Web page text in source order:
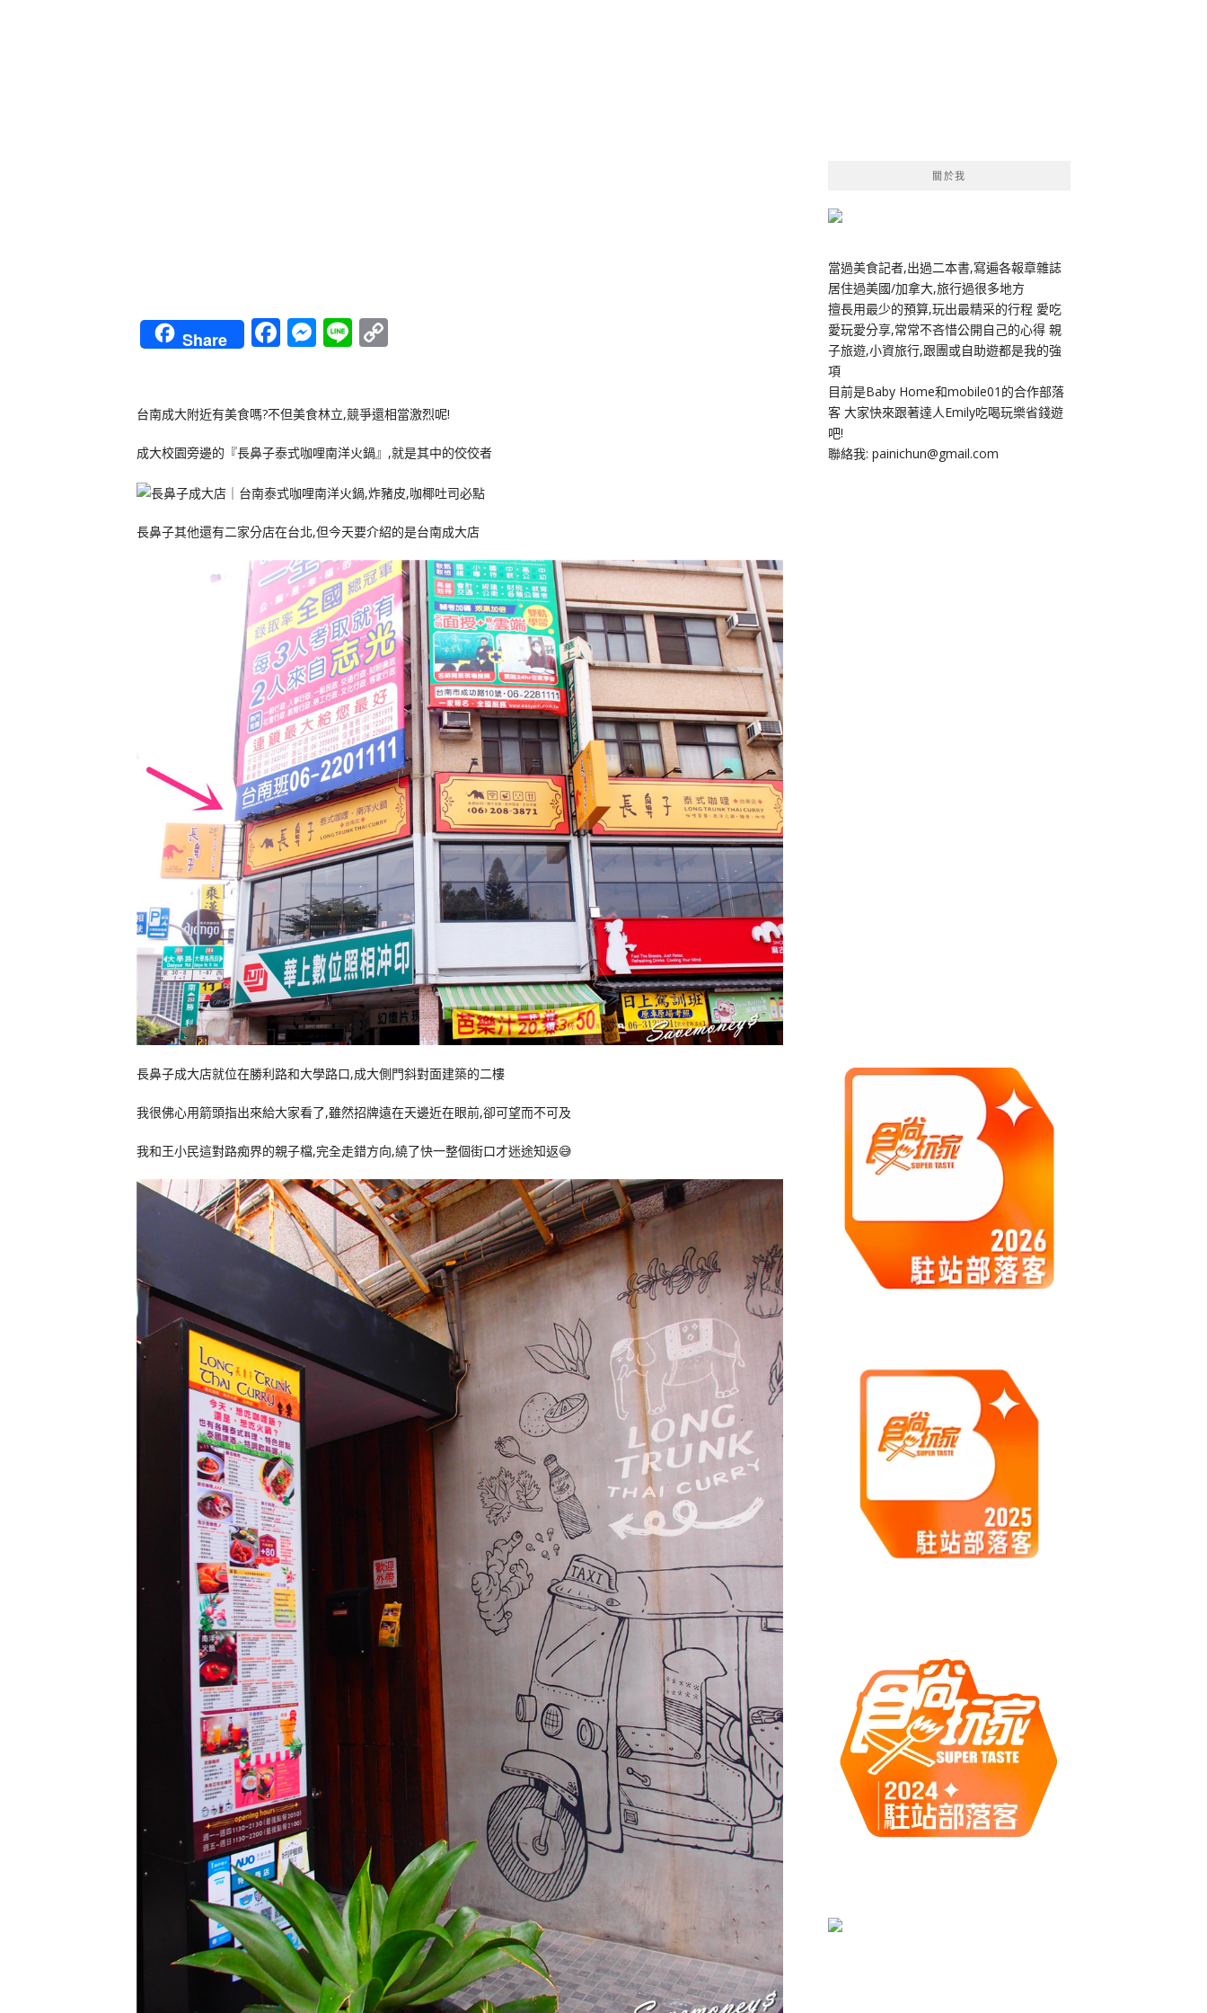
Share Facebook
Messenger
Line
台南成大附近有美食嗎?不但美食林立,競爭還相當激烈呢!
成大校園旁邊的『長鼻子泰式咖哩南洋火鍋』,就是其中的佼佼者
長鼻子其他還有二家分店在台北,但今天要介紹的是台南成大店
長鼻子成大店就位在勝利路和大學路口,成大側門斜對面建築的二樓
我很佛心用箭頭指出來給大家看了,雖然招牌遠在天邊近在眼前,卻可望而不可及
我和王小民這對路痴界的親子檔,完全走錯方向,繞了快一整個街口才迷途知返😅
關於我
當過美食記者,出過二本書,寫遍各報章雜誌
居住過美國/加拿大,旅行過很多地方
擅長用最少的預算,玩出最精采的行程 愛吃
愛玩愛分享,常常不吝惜公開自己的心得 親
子旅遊,小資旅行,跟團或自助遊都是我的強
項
目前是Baby Home和mobile01的合作部落
客 大家快來跟著達人Emily吃喝玩樂省錢遊
吧!
聯絡我: painichun@gmail.com